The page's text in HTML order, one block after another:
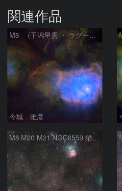
関連作品
M8 (干潟星雲 ・ ラグーン（Lagoon）星雲)
今城 雅彦
M8 M20 M21 NGC6559 猫の手星雲 いて座